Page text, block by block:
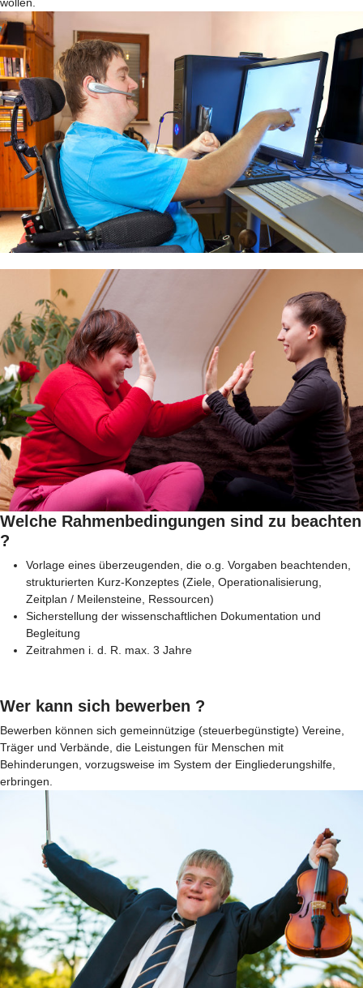
Welche Rahmenbedingungen sind zu beachten
?
Vorlage eines überzeugenden, die o.g. Vorgaben beachtenden,
strukturierten Kurz-Konzeptes (Ziele, Operationalisierung,
Zeitplan / Meilensteine, Ressourcen)
Sicherstellung der wissenschaftlichen Dokumentation und
Begleitung
Zeitrahmen i. d. R. max. 3 Jahre
Wer kann sich bewerben ?
Bewerben können sich gemeinnützige (steuerbegünstigte) Vereine,
Träger und Verbände, die Leistungen für Menschen mit
Behinderungen, vorzugsweise im System der Eingliederungshilfe,
erbringen.